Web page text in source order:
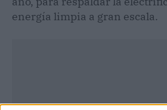
energía limpia a gran escala.